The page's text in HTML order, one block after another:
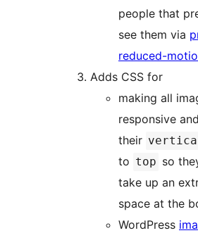
people that
see them via
reduced-
Adds CSS for
making all
responsive
their
to top so
take up an
space at the
WordPress